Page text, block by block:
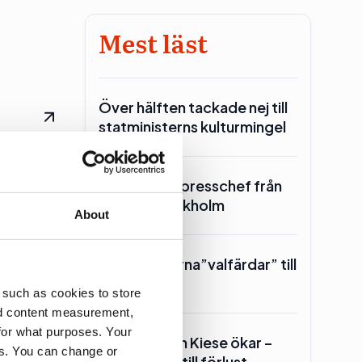
About
as cookies to store
content measurement,
what purposes. Your
You can change or
Mest läst
Över hälften tackade nej till
statministerns kulturmingel
SKR hämtar presschef från
Region Stockholm
Toppolitikerna”valfärdar” till
Geelmuyden Kiese ökar –